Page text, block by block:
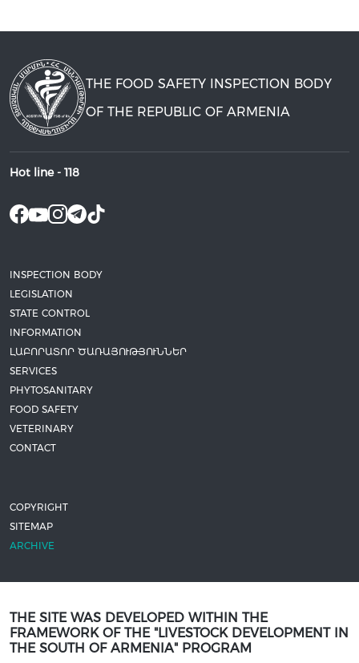
THE FOOD SAFETY INSPECTION BODY
OF THE REPUBLIC OF ARMENIA
Hot line - 118
INSPECTION BODY
LEGISLATION
STATE CONTROL
INFORMATION
ԼԱԲՈՐԱՏՈՐ ԾԱՌԱՅՈՒԹՅՈՒՆՆԵՐ
SERVICES
PHYTOSANITARY
FOOD SAFETY
VETERINARY
CONTACT
COPYRIGHT
SITEMAP
ARCHIVE
THE SITE WAS DEVELOPED WITHIN THE
FRAMEWORK OF THE "LIVESTOCK DEVELOPMENT IN
THE SOUTH OF ARMENIA" PROGRAM